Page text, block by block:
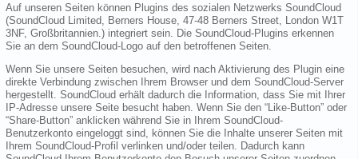
Auf unseren Seiten können Plugins des sozialen Netzwerks SoundCloud
(SoundCloud Limited, Berners House, 47-48 Berners Street, London W1T
3NF, Großbritannien.) integriert sein. Die SoundCloud-Plugins erkennen
Sie an dem SoundCloud-Logo auf den betroffenen Seiten.
Wenn Sie unsere Seiten besuchen, wird nach Aktivierung des Plugin eine
direkte Verbindung zwischen Ihrem Browser und dem SoundCloud-Server
hergestellt. SoundCloud erhält dadurch die Information, dass Sie mit Ihrer
IP-Adresse unsere Seite besucht haben. Wenn Sie den “Like-Button” oder
“Share-Button” anklicken während Sie in Ihrem SoundCloud-
Benutzerkonto eingeloggt sind, können Sie die Inhalte unserer Seiten mit
Ihrem SoundCloud-Profil verlinken und/oder teilen. Dadurch kann